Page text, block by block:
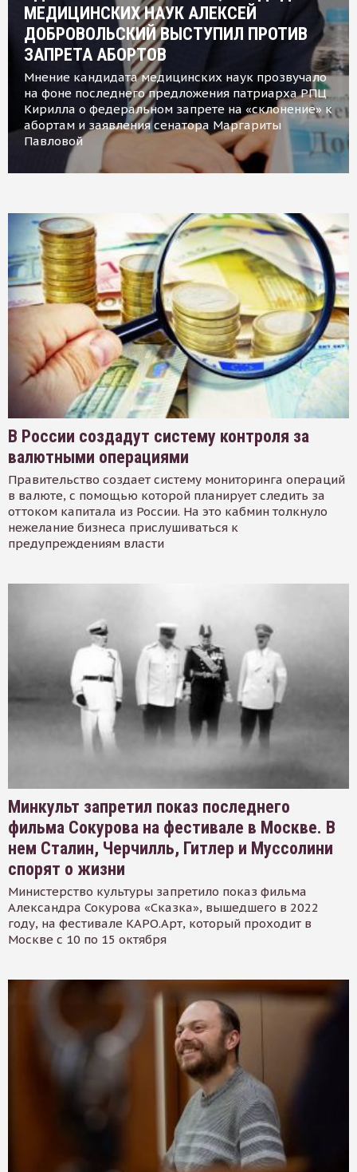
МЕДИЦИНСКИХ НАУК АЛЕКСЕЙ
ДОБРОВОЛЬСКИЙ ВЫСТУПИЛ ПРОТИВ
ЗАПРЕТА АБОРТОВ
Мнение кандидата медицинских наук прозвучало
на фоне последнего предложения патриарха РПЦ
Кирилла о федеральном запрете на «склонение» к
абортам и заявления сенатора Маргариты
Павловой
В России создадут систему контроля за
валютными операциями
Правительство создает систему мониторинга операций
в валюте, с помощью которой планирует следить за
оттоком капитала из России. На это кабмин толкнуло
нежелание бизнеса прислушиваться к
предупреждениям власти
Минкульт запретил показ последнего
фильма Сокурова на фестивале в Москве. В
нем Сталин, Черчилль, Гитлер и Муссолини
спорят о жизни
Министерство культуры запретило показ фильма
Александра Сокурова «Сказка», вышедшего в 2022
году, на фестивале КАРО.Арт, который проходит в
Москве с 10 по 15 октября